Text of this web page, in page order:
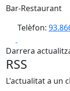
Bar-Restaurant
Telèfon:
Darrera
RSS
L'actualitat a un